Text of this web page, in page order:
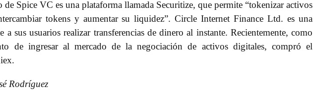
Spice VC es una plataforma llamada Securitize, que permite “tokenizar activos
tokens y aumentar su liquidez”. Circle Internet Finance Ltd. es una
a sus usuarios realizar transferencias de dinero al instante. Recientemente, como
de ingresar al mercado de la negociación de activos digitales, compró el
Rodríguez